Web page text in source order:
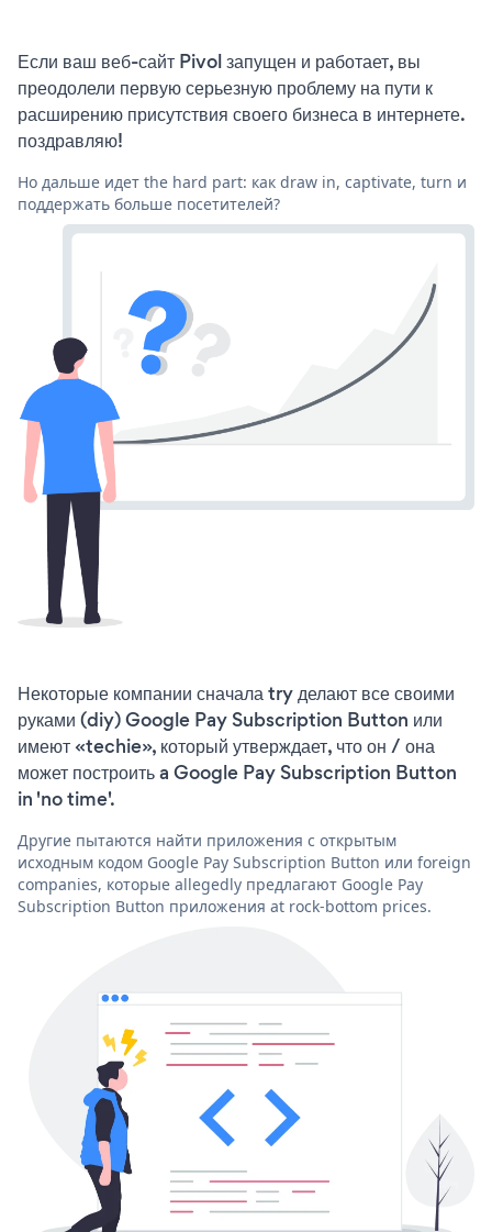
Если ваш веб-сайт Pivol запущен и работает, вы
преодолели первую серьезную проблему на пути к
расширению присутствия своего бизнеса в интернете.
поздравляю!
Но дальше идет the hard part: как draw in, captivate, turn и
поддержать больше посетителей?
Некоторые компании сначала try делают все своими
руками (diy) Google Pay Subscription Button или
имеют «techie», который утверждает, что он / она
может построить a Google Pay Subscription Button
in 'no time'.
Другие пытаются найти приложения с открытым
исходным кодом Google Pay Subscription Button или foreign
companies, которые allegedly предлагают Google Pay
Subscription Button приложения at rock-bottom prices.